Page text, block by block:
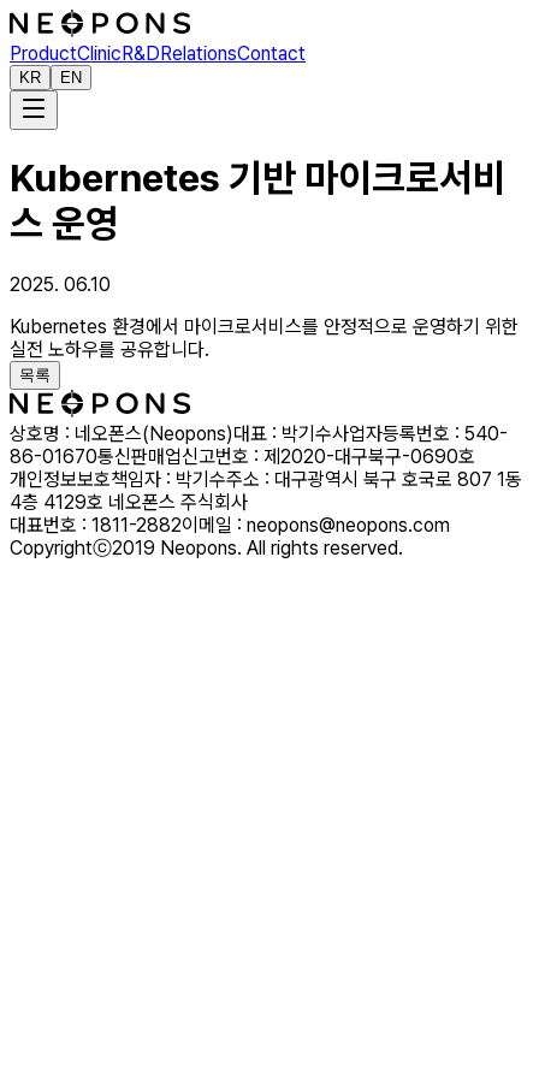
ProductClinicR&DRelationsContact
KR EN
Kubernetes 기반 마이크로서비
스 운영
2025. 06.10
Kubernetes 환경에서 마이크로서비스를 안정적으로 운영하기 위한
실전 노하우를 공유합니다.
목록
상호명 : 네오폰스(Neopons)대표 : 박기수사업자등록번호 : 540-
86-01670통신판매업신고번호 : 제2020-대구북구-0690호
개인정보보호책임자 : 박기수주소 : 대구광역시 북구 호국로 807 1동
4층 4129호 네오폰스 주식회사
대표번호 : 1811-2882이메일 : neopons@neopons.com
Copyrightⓒ2019 Neopons. All rights reserved.